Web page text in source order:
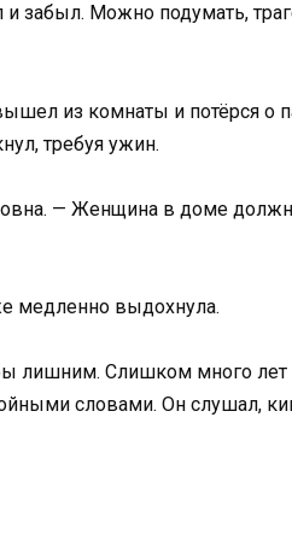
забыл. Можно подумать,
из комнаты и потёрся о
требуя ужин.
— Женщина в доме
медленно выдохнула.
лишним. Слишком много лет
словами. Он слушал,